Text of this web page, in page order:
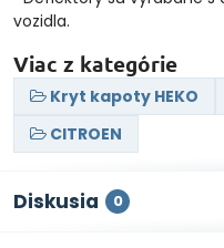
vozidla.
Viac z kategórie
Kryt kapoty HEKO
CITROEN
Diskusia 0